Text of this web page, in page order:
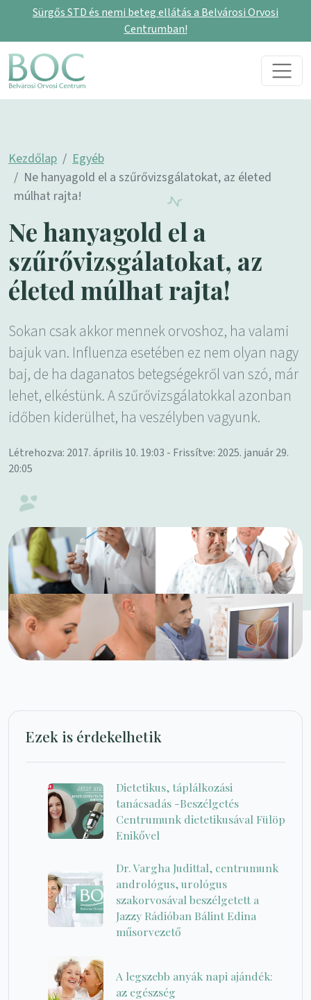
Sürgős STD és nemi beteg ellátás a Belvárosi Orvosi
Centrumban!
Skip to content
Main Navigation
Kezdőlap
Egyéb
Ne hanyagold el a szűrővizsgálatokat, az életed
múlhat rajta!
Ne hanyagold el a
szűrővizsgálatokat, az
életed múlhat rajta!
Sokan csak akkor mennek orvoshoz, ha valami
bajuk van. Influenza esetében ez nem olyan nagy
baj, de ha daganatos betegségekről van szó, már
lehet, elkéstünk. A szűrővizsgálatokkal azonban
időben kiderülhet, ha veszélyben vagyunk.
Létrehozva: 2017. április 10. 19:03 - Frissítve: 2025. január 29.
20:05
Ezek is érdekelhetik
Dietetikus, táplálkozási
tanácsadás -Beszélgetés
Centrumunk dietetikusával Fülöp
Enikővel
Dr. Vargha Judittal, centrumunk
andrológus, urológus
szakorvosával beszélgetett a
Jazzy Rádióban Bálint Edina
műsorvezető
A legszebb anyák napi ajándék:
az egészség